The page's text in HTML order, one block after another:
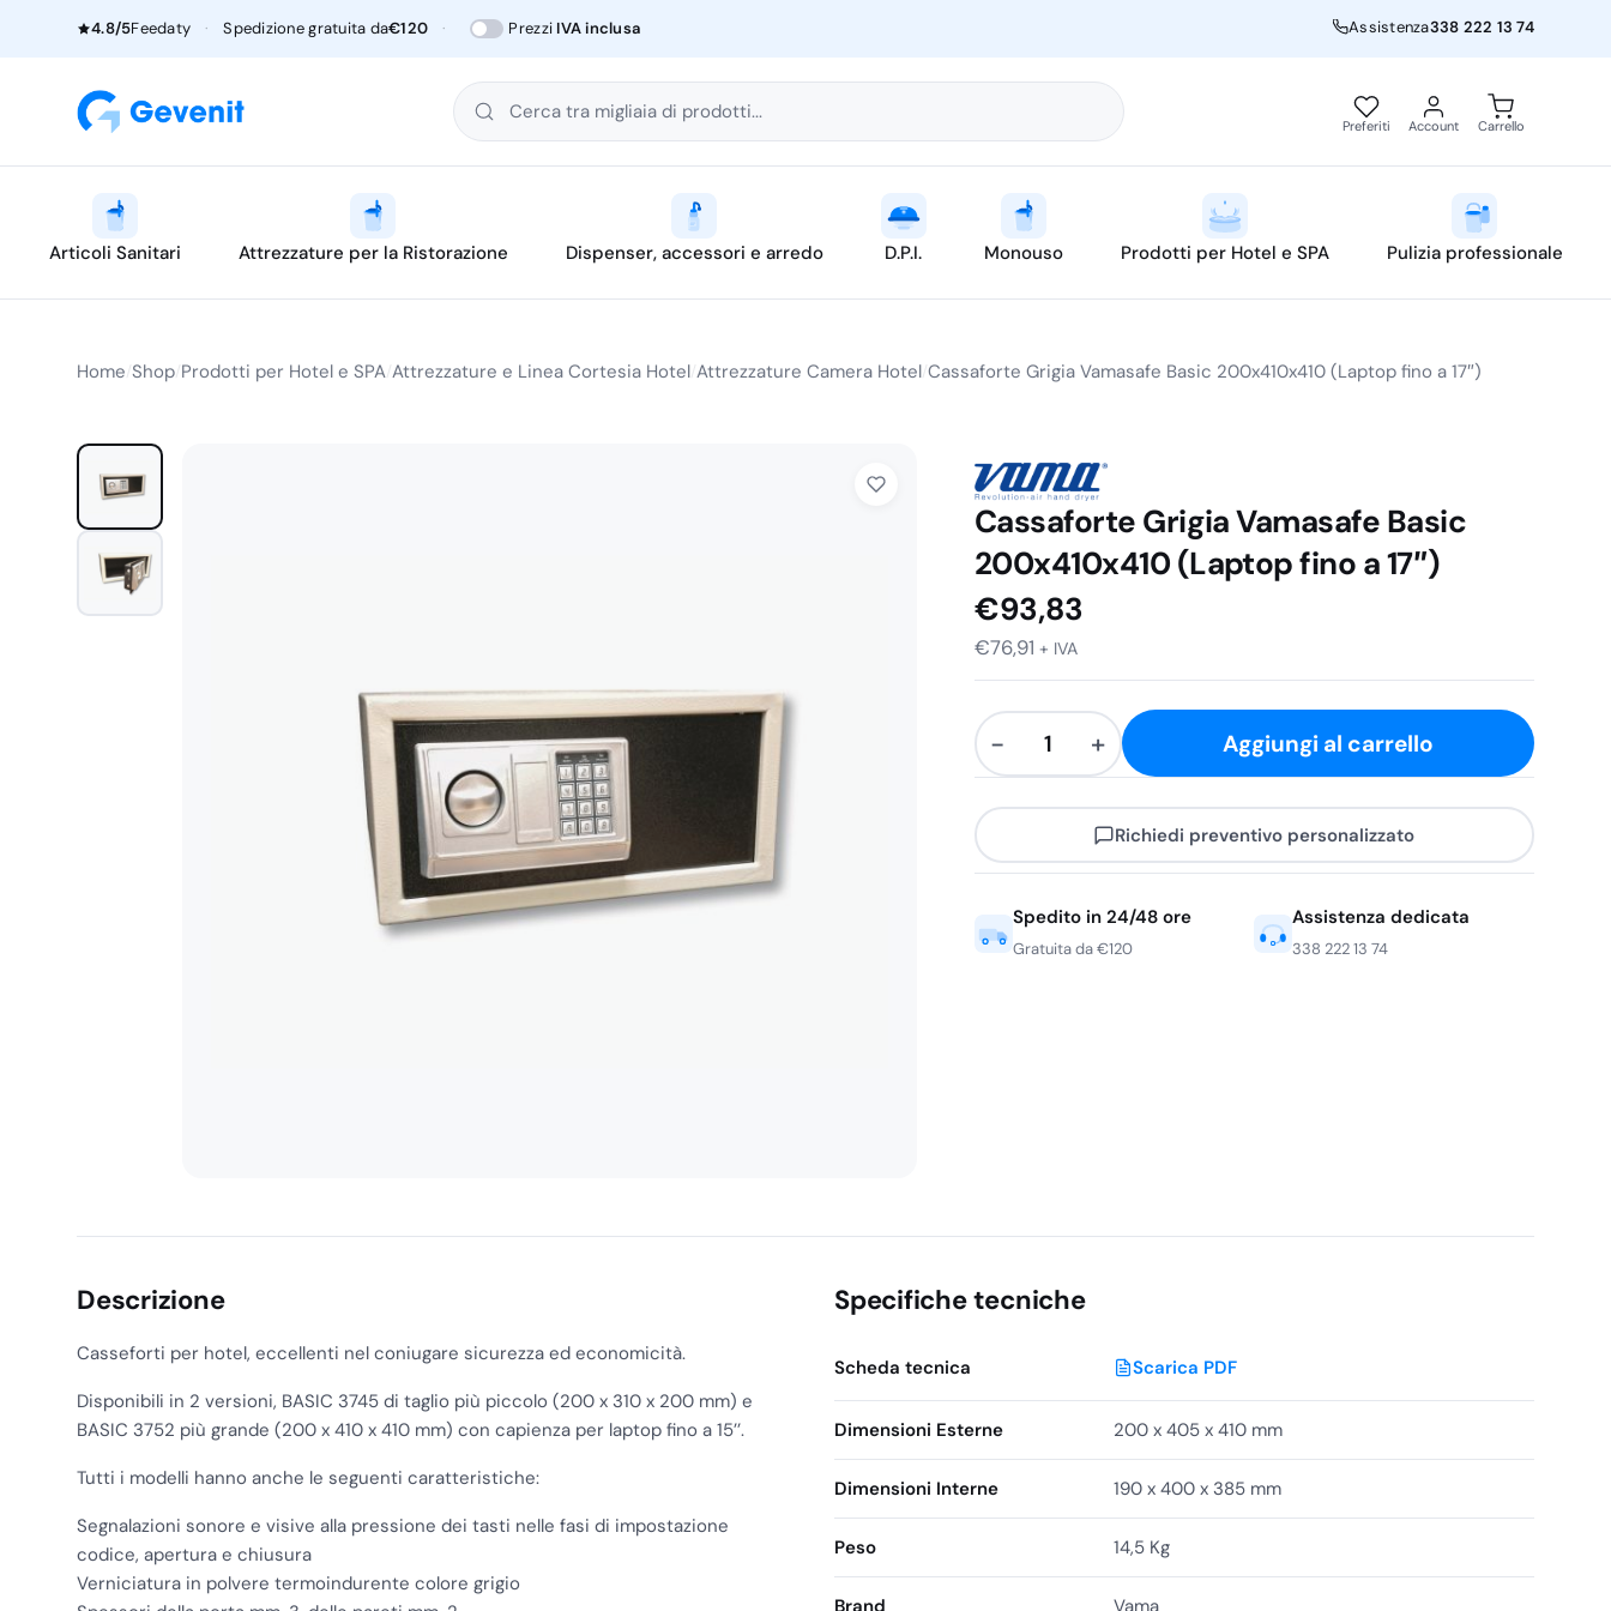
4.8/5Feedaty · Spedizione gratuita da€120 · Prezzi IVA inclusa Assistenza338 222 13 74
Cerca tra migliaia di prodotti...
Preferiti Account Carrello
Articoli Sanitari Attrezzature per la Ristorazione Dispenser, accessori e arredo D.P.I. Monouso Prodotti per Hotel e SPA Pulizia professionale
Home Shop Prodotti per Hotel e SPA Attrezzature e Linea Cortesia Hotel Attrezzature Camera Hotel Cassaforte Grigia Vamasafe Basic 200x410x410 (Laptop fino a 17″)
Cassaforte Grigia Vamasafe Basic
200x410x410 (Laptop fino a 17″)
€93,83
€76,91 + IVA
Cassaforte
Vamasafe
Basic
(Laptop
fino
− + Aggiungi al carrello
Richiedi preventivo personalizzato
Spedito in 24/48 ore
Gratuita da €120
Assistenza dedicata
338 222 13 74
Descrizione
Casseforti per hotel, eccellenti nel coniugare sicurezza ed economicità.
Disponibili in 2 versioni, BASIC 3745 di taglio più piccolo (200 x 310 x 200 mm) e
BASIC 3752 più grande (200 x 410 x 410 mm) con capienza per laptop fino a 15’’.
Tutti i modelli hanno anche le seguenti caratteristiche:
Segnalazioni sonore e visive alla pressione dei tasti nelle fasi di impostazione
codice, apertura e chiusura
Verniciatura in polvere termoindurente colore grigio
Specifiche tecniche
Scheda tecnica Scarica PDF
Dimensioni Esterne 200 x 405 x 410 mm
Dimensioni Interne 190 x 400 x 385 mm
Peso 14,5 Kg
Brand Vama